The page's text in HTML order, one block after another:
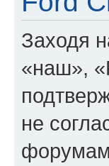
Заходя
«наш»,
не